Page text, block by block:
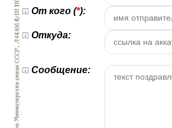
От кого (*):
Откуда:
Сообщение: